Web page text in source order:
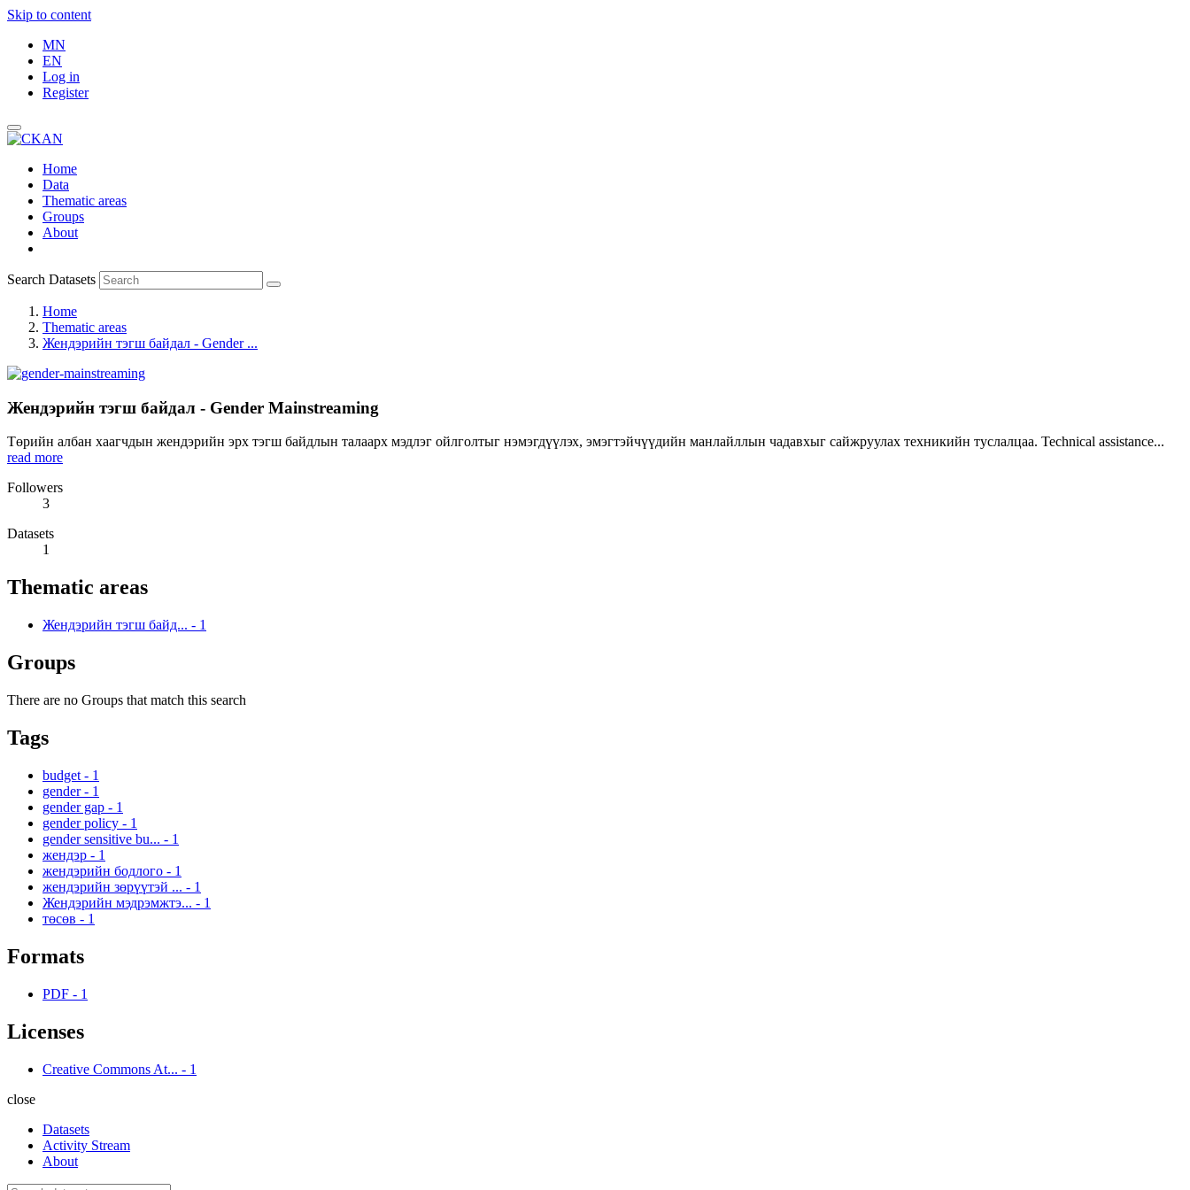
Skip to content
MN
EN
Log in
Register
Home
Data
Thematic areas
Groups
About
Search Datasets
Home
Thematic areas
Жендэрийн тэгш байдал - Gender ...
Жендэрийн тэгш байдал - Gender Mainstreaming
Төрийн албан хаагчдын жендэрийн эрх тэгш байдлын талаарх мэдлэг ойлголтыг нэмэгдүүлэх, эмэгтэйчүүдийн манлайллын чадавхыг сайжруулах техникийн туслалцаа. Technical assistance...
read more
Followers
3
Datasets
1
Thematic areas
Жендэрийн тэгш байд... - 1
Groups
There are no Groups that match this search
Tags
budget - 1
gender - 1
gender gap - 1
gender policy - 1
gender sensitive bu... - 1
жендэр - 1
жендэрийн бодлого - 1
жендэрийн зөрүүтэй ... - 1
Жендэрийн мэдрэмжтэ... - 1
төсөв - 1
Formats
PDF - 1
Licenses
Creative Commons At... - 1
close
Datasets
Activity Stream
About